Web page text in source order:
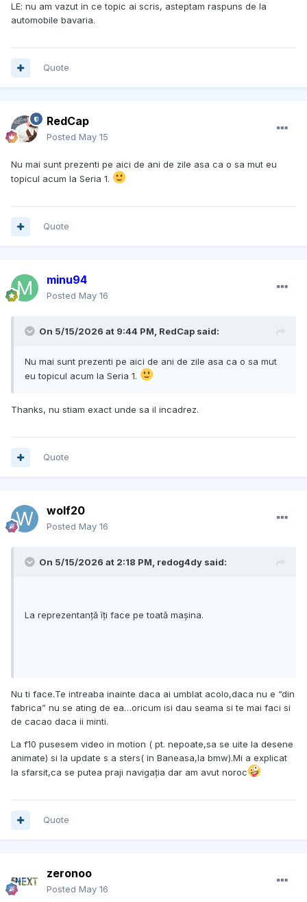
LE: nu am vazut in ce topic ai scris, asteptam raspuns de la
automobile bavaria.
Quote
RedCap
Posted May 15
Nu mai sunt prezenti pe aici de ani de zile asa ca o sa mut eu
topicul acum la Seria 1.
Quote
minu94
Posted May 16
On 5/15/2026 at 9:44 PM, RedCap said:
Nu mai sunt prezenti pe aici de ani de zile asa ca o sa mut
eu topicul acum la Seria 1.
Thanks, nu stiam exact unde sa il incadrez.
Quote
wolf20
Posted May 16
On 5/15/2026 at 2:18 PM, redog4dy said:
La reprezentanță îți face pe toată mașina.
Nu ti face.Te intreaba inainte daca ai umblat acolo,daca nu e “din
fabrica” nu se ating de ea…oricum isi dau seama si te mai faci si
de cacao daca ii minti.
La f10 pusesem video in motion ( pt. nepoate,sa se uite la desene
animate) si la update s a sters( in Baneasa,la bmw).Mi a explicat
la sfarsit,ca se putea praji navigația dar am avut noroc
Quote
zeronoo
Posted May 16